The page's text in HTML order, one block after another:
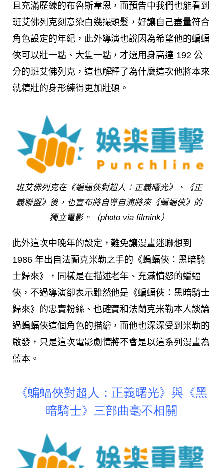
且充滿歷練的布魯斯韋恩，而預告中我們也能看到
班艾佛列克刻意染白幾撮頭髮，好讓自己盡量符合
角色設定的年紀，此外導演也說因為希望他的蝙蝠
俠可以壯一點、大隻一點，才選用身高達 192 公
分的班艾佛列克，這也解釋了為什麼這次他將本來
就精壯的身形練得更加壯碩。
班艾佛列克在《蝙蝠俠對超人：正義曙光》、《正
義聯盟》後，也宣布將自導自演將來《蝙蝠俠》的
獨立電影。（photo via filmink）
此外這次中晚年的設定，難免讓漫畫迷聯想到
1986 年出自法蘭克米勒之手的《蝙蝠俠：黑暗騎
士歸來》，同樣是在描述老年、充滿憤怒的蝙蝠
俠，不過導演卻表示雖然他是《蝙蝠俠：黑暗騎士
歸來》的忠實粉絲、也確實和法蘭克米勒本人談論
過蝙蝠俠這個角色的描繪，而他也深深受到米勒的
啟發，只是這次電影劇情將不會是以這系列漫畫為
藍本。
《蝙蝠俠對超人：正義曙光》與《黑
暗騎士》三部曲毫不相關